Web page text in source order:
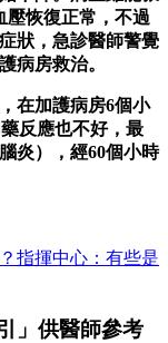
壓恢復正常，不過
狀，急診醫師警覺
病房救治。
在加護病房6個小
反應也不好，最
炎），經60個小時
指揮中心：有些是
」供醫師參考